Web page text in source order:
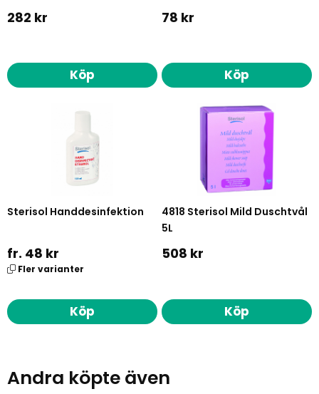
282 kr
Köp
78 kr
Köp
Sterisol Handdesinfektion
fr. 48 kr
Fler varianter
Köp
4818 Sterisol Mild Duschtvål
5L
508 kr
Köp
Andra köpte även